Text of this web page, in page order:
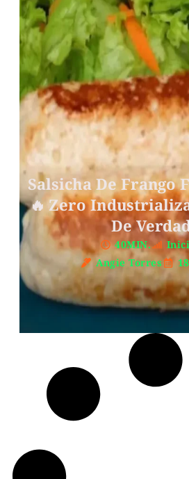
Salsicha De Frango
🔥 Zero
De
40MIN.
Angie Torres